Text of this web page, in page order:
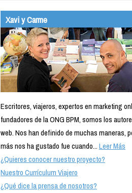
Xavi y Carme
Escritores, viajeros, expertos en marketing
fundadores de la ONG BPM, somos los
web. Nos han definido de muchas maneras,
más nos ha gustado fue cuando...Leer Más
¿Quieres conocer nuestro proyecto?
Nuestro Currículum Viajero
¿Qué dice la prensa de nosotros?